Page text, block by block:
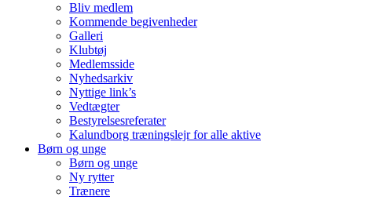
Bliv medlem
Kommende begivenheder
Galleri
Klubtøj
Medlemsside
Nyhedsarkiv
Nyttige link’s
Vedtægter
Bestyrelsesreferater
Kalundborg træningslejr for alle aktive
Børn og unge
Børn og unge
Ny rytter
Trænere